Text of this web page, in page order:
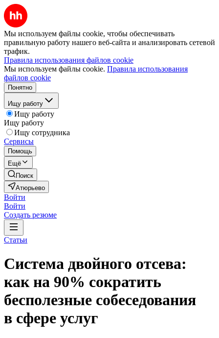
Мы используем файлы cookie, чтобы обеспечивать
правильную работу нашего веб-сайта и анализировать сетевой
трафик.
Правила использования файлов cookie
Мы используем файлы cookie. Правила использования
файлов cookie
Понятно
Ищу работу
Ищу работу
Ищу работу
Ищу сотрудника
Сервисы
Помощь
Ещё
Поиск
Атюрьево
Войти
Войти
Создать резюме
Статьи
Система двойного отсева:
как на 90% сократить
бесполезные собеседования
в сфере услуг